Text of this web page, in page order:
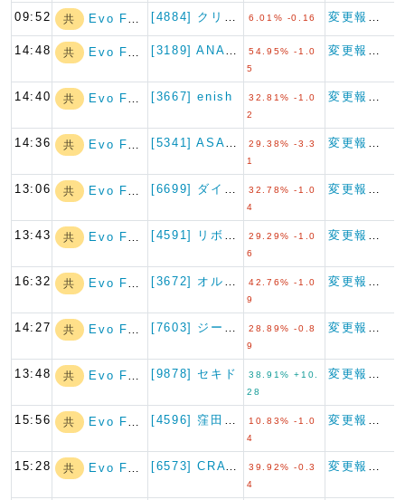
09:52 共 Evo Fund 6.01% -0.16
14:48 共 Evo Fund
54.95% -1.0
5
14:40 共 Evo Fund [3667] enish
32.81% -1.0
2
14:36 共 Evo Fund
29.38% -3.3
1
13:06 共 Evo Fund
32.78% -1.0
4
13:43 共 Evo Fund
29.29% -1.0
6
16:32 共 Evo Fund
42.76% -1.0
9
14:27 共 Evo Fund
28.89% -0.8
9
13:48 共 Evo Fund [9878] セキド
38.91% +10.
28
15:56 共 Evo Fund
10.83% -1.0
4
15:28 共 Evo Fund
39.92% -0.3
4